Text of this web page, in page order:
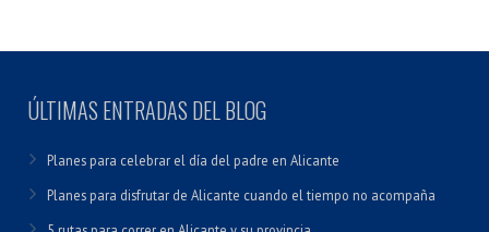
ÚLTIMAS ENTRADAS DEL BLOG
Planes para celebrar el día del padre en Alicante
Planes para disfrutar de Alicante cuando el tiempo no acompaña